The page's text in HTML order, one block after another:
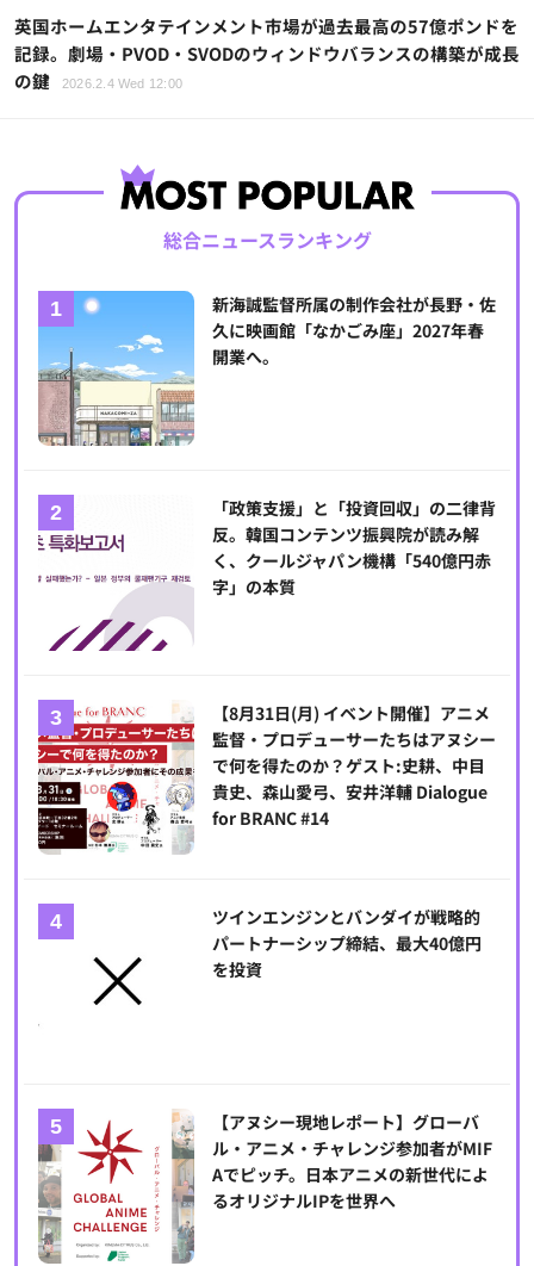
英国ホームエンタテインメント市場が過去最高の57億ポンドを
記録。劇場・PVOD・SVODのウィンドウバランスの構築が成長
の鍵
2026.2.4 Wed 12:00
総合ニュースランキング
新海誠監督所属の制作会社が長野・佐
久に映画館「なかごみ座」2027年春
開業へ。
「政策支援」と「投資回収」の二律背
反。韓国コンテンツ振興院が読み解
く、クールジャパン機構「540億円赤
字」の本質
【8月31日(月) イベント開催】アニメ
監督・プロデューサーたちはアヌシー
で何を得たのか？ゲスト:史耕、中目
貴史、森山愛弓、安井洋輔 Dialogue
for BRANC #14
ツインエンジンとバンダイが戦略的
パートナーシップ締結、最大40億円
を投資
【アヌシー現地レポート】グローバ
ル・アニメ・チャレンジ参加者がMIF
Aでピッチ。日本アニメの新世代によ
るオリジナルIPを世界へ